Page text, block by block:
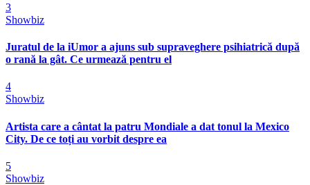
3
Showbiz
Juratul de la iUmor a ajuns sub supraveghere psihiatrică după
o rană la gât. Ce urmează pentru el
4
Showbiz
Artista care a cântat la patru Mondiale a dat tonul la Mexico
City. De ce toți au vorbit despre ea
5
Showbiz